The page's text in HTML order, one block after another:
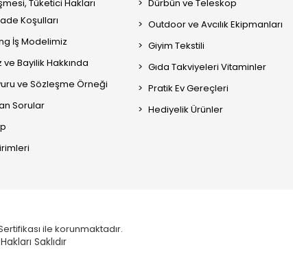
Tüketici Hakları
Koşulları
İş Modelimiz
ve Bayilik Hakkında
ve Sözleşme Örneği
Sorular
Dürbün ve Teleskop
Outdoor ve Avcılık Ekipmanları
Giyim Tekstili
Gıda Takviyeleri Vitaminler
Pratik Ev Gereçleri
Hediyelik Ürünler
ile korunmaktadır.
Saklıdır